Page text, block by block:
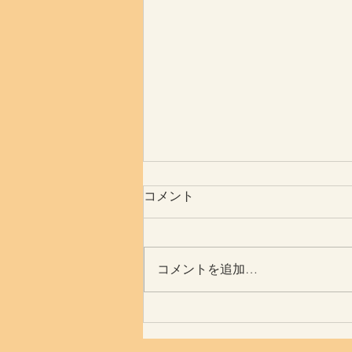
体はすごい
コメント
コメントを追加…